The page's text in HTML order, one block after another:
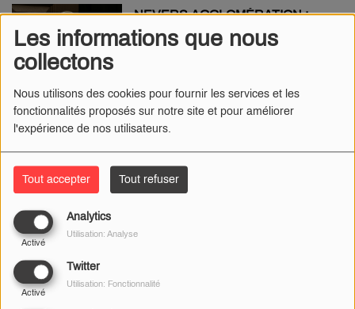
Les informations que nous
collectons
Nous utilisons des cookies pour fournir les services et les
fonctionnalités proposés sur notre site et pour améliorer
l'expérience de nos utilisateurs.
Tout accepter Tout refuser
Analytics
Activé
Utilisation: Analyse
Twitter
Activé
Utilisation: Fonctionnalité
NEVERS AGGLOMÉRATION :
ALERTE AUX FAUSSES VISITES
À DOMICILE
500ÈME ÉDITION DES FOIRES
D’ORVAL ! QUEL EST LE
« SUSPEND SA DÉCISION » DE